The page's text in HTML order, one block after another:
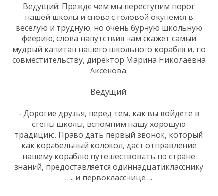
Ведущий: Прежде чем мы переступим порог
нашей школы и снова с головой окунемся в
веселую и трудную, но очень бурную школьную
феерию, слова напутствия нам скажет самый
мудрый капитан нашего школьного корабля и, по
совместительству, директор Марина Николаевна
Аксёнова.
Ведущий:
- Дорогие друзья, перед тем, как вы войдете в
стены школы, вспомним нашу хорошую
традицию. Право дать первый звонок, который
как корабельный колокол, даст отправление
нашему кораблю путешествовать по стране
знаний, предоставляется одиннадцатикласснику
….. и первокласснице….